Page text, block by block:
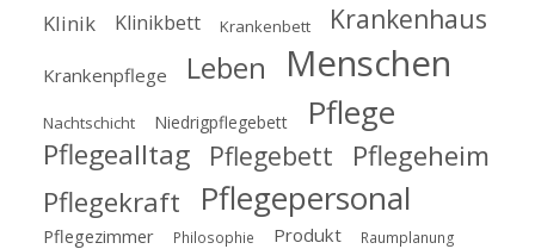
Klinik Klinikbett Krankenbett Krankenhaus
Krankenpflege Leben Menschen
Nachtschicht Niedrigpflegebett Pflege
Pflegealltag Pflegebett
Pflegeheim
Pflegekraft
Pflegepersonal
Pflegezimmer Philosophie Produkt Raumplanung